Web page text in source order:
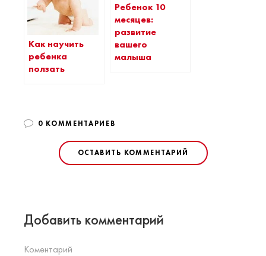
Как научить
ребенка
ползать
Ребенок 10
месяцев:
развитие
вашего
малыша
0 КОММЕНТАРИЕВ
ОСТАВИТЬ КОММЕНТАРИЙ
Добавить комментарий
Коментарий